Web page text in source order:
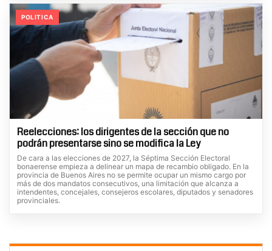
POLITICA
Reelecciones: los dirigentes de la sección que no
podrán presentarse sino se modifica la Ley
De cara a las elecciones de 2027, la Séptima Sección Electoral
bonaerense empieza a delinear un mapa de recambio obligado. En la
provincia de Buenos Aires no se permite ocupar un mismo cargo por
más de dos mandatos consecutivos, una limitación que alcanza a
intendentes, concejales, consejeros escolares, diputados y senadores
provinciales.